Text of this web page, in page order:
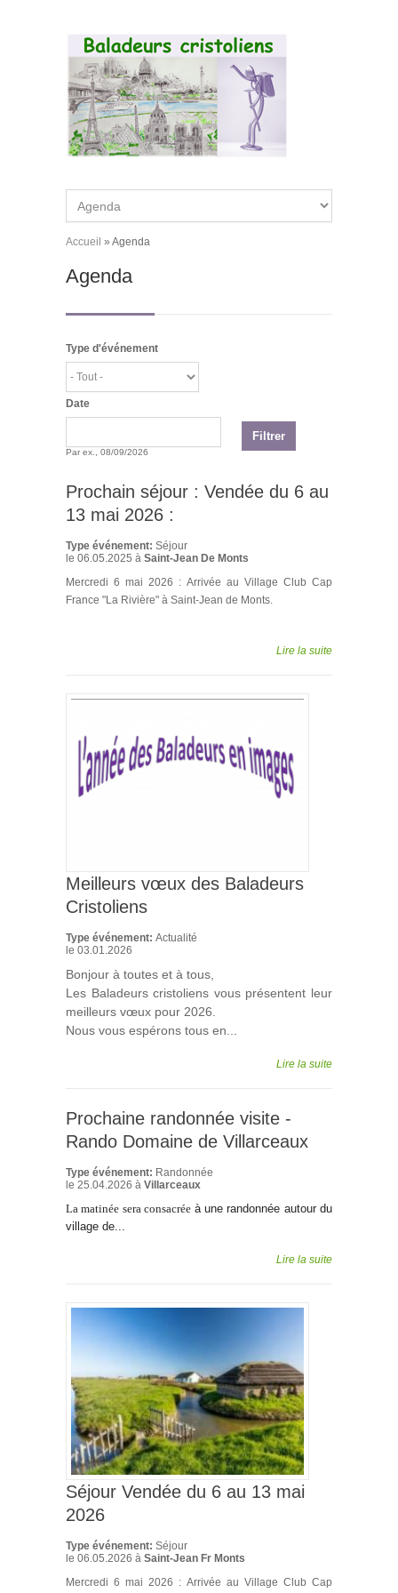
Vous êtes ici
Accueil » Agenda
Agenda
Type d'événement
Date
Par ex., 08/09/2026
Prochain séjour : Vendée du 6 au
13 mai 2026 :
Type événement: Séjour
le 06.05.2025 à Saint-Jean De Monts
Mercredi 6 mai 2026 : Arrivée au Village Club Cap
France "La Rivière" à Saint-Jean de Monts.
Lire la suite
Meilleurs vœux des Baladeurs
Cristoliens
Type événement: Actualité
le 03.01.2026
Bonjour à toutes et à tous,
Les Baladeurs cristoliens vous présentent leur
meilleurs vœux pour 2026.
Nous vous espérons tous en...
Lire la suite
Prochaine randonnée visite -
Rando Domaine de Villarceaux
Type événement: Randonnée
le 25.04.2026 à Villarceaux
La matinée sera consacrée à une randonnée autour du
village de...
Lire la suite
Séjour Vendée du 6 au 13 mai
2026
Type événement: Séjour
le 06.05.2026 à Saint-Jean Fr Monts
Mercredi 6 mai 2026 : Arrivée au Village Club Cap